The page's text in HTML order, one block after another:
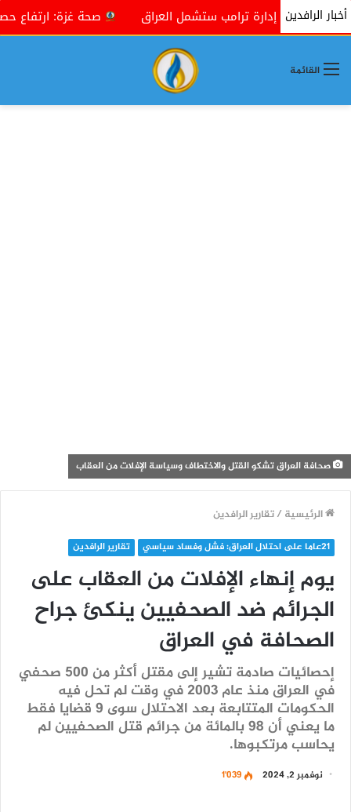
أخبار الرافدينإدارة ترامب ستشمل العراق صحة غزة: ارتفاع حصيلة ضحايا
القائمة
صحافة العراق تشكو القتل والاختطاف وسياسة الإفلات من العقاب
الرئيسية /تقارير الرافدين
21عاما على احتلال العراق: فشل وفساد سياسي تقارير الرافدين
يوم إنهاء الإفلات من العقاب على
الجرائم ضد الصحفيين ينكئ جراح
الصحافة في العراق
إحصائيات صادمة تشير إلى مقتل أكثر من 500 صحفي
في العراق منذ عام 2003 في وقت لم تحل فيه
الحكومات المتتابعة بعد الاحتلال سوى 9 قضايا فقط
ما يعني أن 98 بالمائة من جرائم قتل الصحفيين لم
يحاسب مرتكبوها.
نوفمبر 2, 2024 1٬039